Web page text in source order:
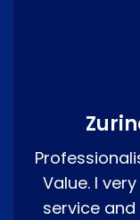
Value. I
service